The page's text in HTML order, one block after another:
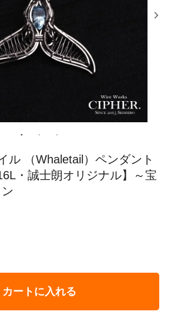
ル （Whaletail）ペンダント
・誠士朗オリジナル】～宝
カートに入れる